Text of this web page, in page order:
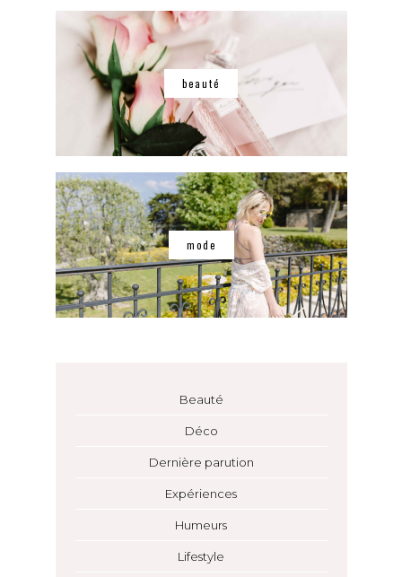
beauté
mode
Beauté
Déco
Dernière parution
Expériences
Humeurs
Lifestyle